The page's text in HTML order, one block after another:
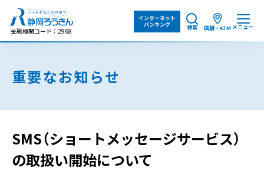
金融機関コード：2968
インターネット
バンキング
検索 店舗・ATM メニュー
重要なお知らせ
SMS（ショートメッセージサービス）
の取扱い開始について